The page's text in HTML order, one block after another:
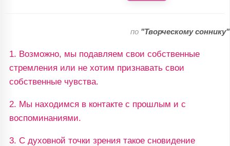
по "Творческому соннику"
1. Возможно, мы подавляем свои собственные
стремления или не хотим признавать свои
собственные чувства.
2. Мы находимся в контакте с прошлым и с
воспоминаниями.
3. С духовной точки зрения такое сновидение